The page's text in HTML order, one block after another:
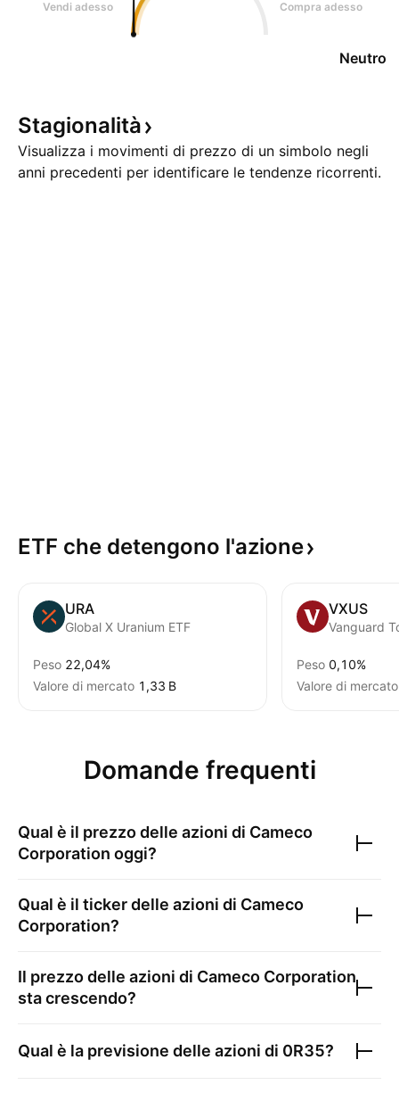
Vendi adesso Compra adesso
Neutro
Stagionalità
Visualizza i movimenti di prezzo di un simbolo negli
anni precedenti per identificare le tendenze ricorrenti.
ETF che detengono l'azione
URA
Global X Uranium ETF
Peso 22,04%
Valore di mercato ‪1,33 B‬
VXUS
Peso 0,10%
Valore di mercato
Domande frequenti
Qual è il prezzo delle azioni di Cameco
Corporation oggi?
Qual è il ticker delle azioni di Cameco
Corporation?
Il prezzo delle azioni di Cameco Corporation
sta crescendo?
Qual è la previsione delle azioni di 0R35?